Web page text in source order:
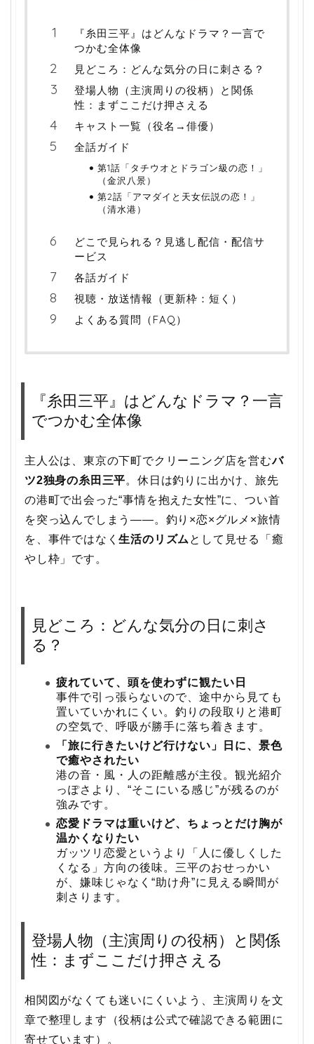
『糸田三平』はどんなドラマ？一言で
つかむ全体像
見どころ：どんな気分の日に刺さる？
登場人物（主演周りの役柄）と関係
性：まずここだけ押さえる
キャスト一覧（役名→俳優）
全話ガイド
第1話「タチウオとドラゴン級の恋！」
（金沢八景）
第2話「アマダイと天女伝説の恋！」
（清水港）
どこで見られる？見逃し配信・配信サ
ービス
各話ガイド
視聴・放送情報（更新枠：短く）
よくある質問（FAQ）
『糸田三平』はどんなドラマ？一言
でつかむ全体像
主人公は、東京の下町でクリーニング店を営むバ
ツ2独身の糸田三平。休日は釣りに出かけ、旅先
の港町で出会った“事情を抱えた女性”に、つい首
を突っ込んでしまう――。釣り×恋×グルメ×旅情
を、事件ではなく生活のリズム として見せる「癒
やし枠」です。
見どころ：どんな気分の日に刺さ
る？
疲れていて、頭を使わずに観たい日
事件で引っ張らないので、途中から見ても
置いていかれにくい。釣りの段取りと港町
の空気で、呼吸が勝手に落ち着きます。
「旅に行きたいけど行けない」日に、景色
で癒やされたい
港の音・風・人の距離感が主役。観光紹介
っぽさより、“そこにいる感じ”が残るのが
強みです。
恋愛ドラマは重いけど、ちょっとだけ胸が
温かくなりたい
ガッツリ恋愛というより「人に優しくした
くなる」方向の後味。三平のおせっかい
が、嫌味じゃなく“助け舟”に見える瞬間が
刺さります。
登場人物（主演周りの役柄）と関係
性：まずここだけ押さえる
相関図がなくても迷いにくいよう、主演周りを文
章で整理します（役柄は公式で確認できる範囲に
寄せています）。